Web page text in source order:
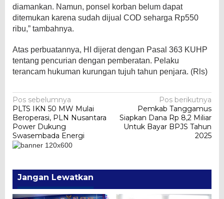
diamankan. Namun, ponsel korban belum dapat
ditemukan karena sudah dijual COD seharga Rp550
ribu,” tambahnya.
Atas perbuatannya, HI dijerat dengan Pasal 363 KUHP
tentang pencurian dengan pemberatan. Pelaku
terancam hukuman kurungan tujuh tahun penjara. (Rls)
Navigasi
pos
Pos sebelumnya
PLTS IKN 50 MW Mulai
Beroperasi, PLN Nusantara
Power Dukung
Swasembada Energi
Pos berikutnya
Pemkab Tanggamus
Siapkan Dana Rp 8,2 Miliar
Untuk Bayar BPJS Tahun
2025
Jangan Lewatkan